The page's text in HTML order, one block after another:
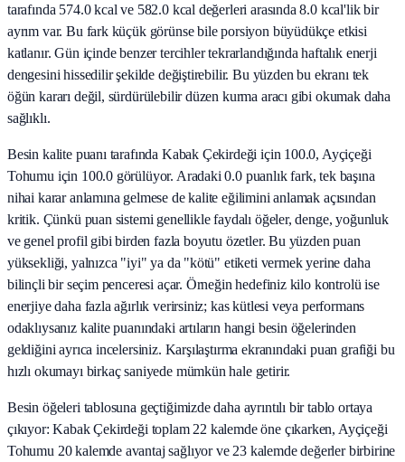
tarafında 574.0 kcal ve 582.0 kcal değerleri arasında 8.0 kcal'lik bir
ayrım var. Bu fark küçük görünse bile porsiyon büyüdükçe etkisi
katlanır. Gün içinde benzer tercihler tekrarlandığında haftalık enerji
dengesini hissedilir şekilde değiştirebilir. Bu yüzden bu ekranı tek
öğün kararı değil, sürdürülebilir düzen kurma aracı gibi okumak daha
sağlıklı.
Besin kalite puanı tarafında Kabak Çekirdeği için 100.0, Ayçiçeği
Tohumu için 100.0 görülüyor. Aradaki 0.0 puanlık fark, tek başına
nihai karar anlamına gelmese de kalite eğilimini anlamak açısından
kritik. Çünkü puan sistemi genellikle faydalı öğeler, denge, yoğunluk
ve genel profil gibi birden fazla boyutu özetler. Bu yüzden puan
yüksekliği, yalnızca "iyi" ya da "kötü" etiketi vermek yerine daha
bilinçli bir seçim penceresi açar. Örneğin hedefiniz kilo kontrolü ise
enerjiye daha fazla ağırlık verirsiniz; kas kütlesi veya performans
odaklıysanız kalite puanındaki artıların hangi besin öğelerinden
geldiğini ayrıca incelersiniz. Karşılaştırma ekranındaki puan grafiği bu
hızlı okumayı birkaç saniyede mümkün hale getirir.
Besin öğeleri tablosuna geçtiğimizde daha ayrıntılı bir tablo ortaya
çıkıyor: Kabak Çekirdeği toplam 22 kalemde öne çıkarken, Ayçiçeği
Tohumu 20 kalemde avantaj sağlıyor ve 23 kalemde değerler birbirine